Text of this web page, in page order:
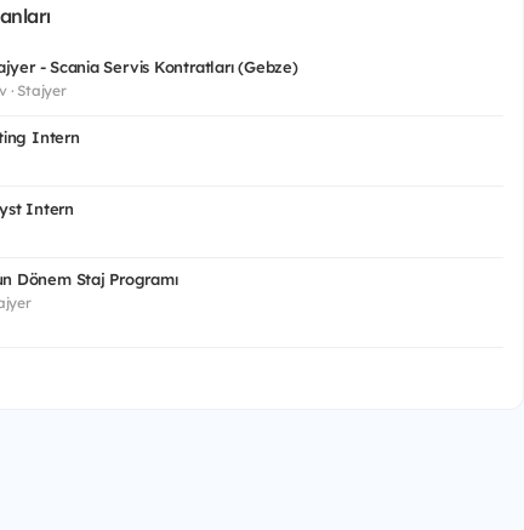
- Scania Servis Kontratları (Gebze)
· Stajyer
Intern
Intern
Dönem Staj Programı